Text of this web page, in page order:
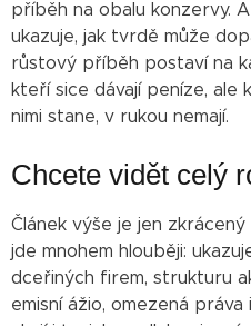
příběh na obalu konzervy.
ukazuje, jak tvrdě může
růstový příběh postaví na
kteří sice dávají peníze, ale
nimi stane, v rukou nemají.
Chcete vidět celý
Článek výše je jen
jde mnohem hlouběji:
dceřiných firem, strukturu
emisní ážio, omezená